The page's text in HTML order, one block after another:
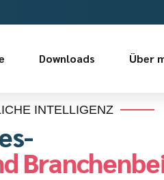
Downloads Über
INTELLIGENZ